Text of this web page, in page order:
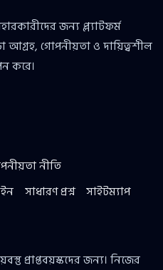
জন্য প্ল্যাটফর্ম
আগ্রহ, গোপনীয়তা ও দায়িত্বশীল
করে।
নীতি
সাধারণ প্রশ্ন সাইটম্যাপ
প্রাপ্তবয়স্কদের জন্য। নিজের